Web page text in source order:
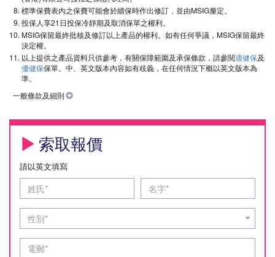
標準保費表內之保費可能會於續保時作出修訂，並由MSIG釐定。
投保人享21日投保冷靜期及取消保單之權利。
MSIG保留最終批核及修訂以上產品的權利。如有任何爭議，MSIG保留最終
決定權。
以上提供之產品資料只供參考，有關保障範圍及承保條款，請參閱適健保及
優健保保單。中、英文版本內容如有歧義，在任何情況下概以英文版本為
準。
一般條款及細則
索取報價
請以英文填寫